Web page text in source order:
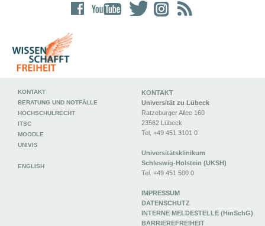
KONTAKT
Universität zu Lübeck
Ratzeburger Allee 160
23562 Lübeck
Tel. +49 451 3101 0
Universitätsklinikum
Schleswig-Holstein (UKSH)
Tel. +49 451 500 0
IMPRESSUM
DATENSCHUTZ
INTERNE MELDESTELLE (HinSchG)
BARRIEREFREIHEIT
KONTAKT
BERATUNG UND NOTFÄLLE
HOCHSCHULRECHT
ITSC
MOODLE
UNIVIS
ENGLISH